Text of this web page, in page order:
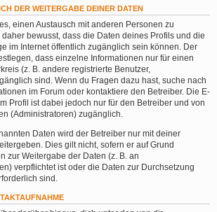
DER WEITERGABE DEINER DATEN
einen Austausch mit anderen Personen zu
bewusst, dass die Daten deines Profils und die
im Internet öffentlich zugänglich sein können. Der
dass einzelne Informationen nur für einen
(z. B. andere registrierte Benutzer,
sind. Wenn du Fragen dazu hast, suche nach
im Forum oder kontaktiere den Betreiber. Die E-
Profil ist dabei jedoch nur für den Betreiber und von
(Administratoren) zugänglich.
Daten wird der Betreiber nur mit deiner
Dies gilt nicht, sofern er auf Grund
zur Weitergabe der Daten (z. B. an
verpflichtet ist oder die Daten zur Durchsetzung
sind.